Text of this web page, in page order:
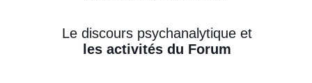
Le discours psychanalytique et
les activités du Forum